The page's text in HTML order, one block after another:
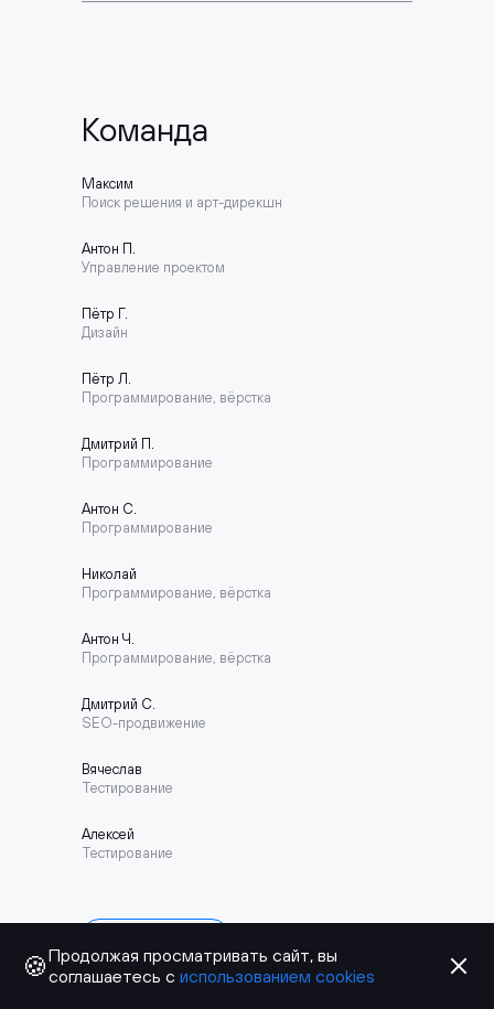
Команда
Максим
Антон П.
Пётр Г.
Поиск решения и арт-дирекшн
Управление проектом
Дизайн
Пётр Л.
Дмитрий П.
Антон С.
Программирование, вёрстка
Программирование
Программирование
Николай
Антон Ч.
Дмитрий С.
Программирование, вёрстка
Программирование, вёрстка
SEO-продвижение
Вячеслав
Алексей
Тестирование
Тестирование
🍪Продолжая просматривать сайт, вы
соглашаетесь с использованием cookies